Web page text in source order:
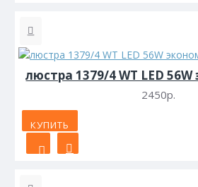
люстра 1379/4 WT LED
2450р.
КУПИТЬ